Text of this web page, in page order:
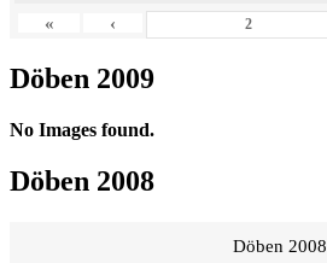
« ‹
Döben 2009
No Images found.
Döben 2008
Döben 2008